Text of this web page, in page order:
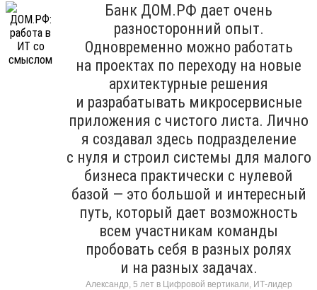
Банк ДОМ.РФ дает очень
разносторонний опыт.
Одновременно можно работать
на проектах по переходу на новые
архитектурные решения
и разрабатывать микросервисные
приложения с чистого листа. Лично
я создавал здесь подразделение
с нуля и строил системы для малого
бизнеса практически с нулевой
базой — это большой и интересный
путь, который дает возможность
всем участникам команды
пробовать себя в разных ролях
и на разных задачах.
Александр, 5 лет в Цифровой вертикали, ИТ-лидер